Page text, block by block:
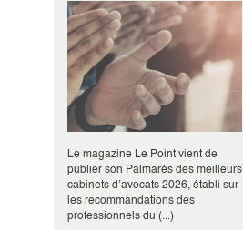
Le magazine Le Point vient de
publier son Palmarès des meilleurs
cabinets d’avocats 2026, établi sur
les recommandations des
professionnels du (...)